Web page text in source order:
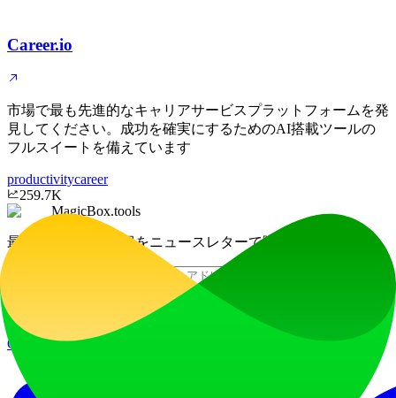
Career.io
市場で最も先進的なキャリアサービスプラットフォームを発
見してください。成功を確実にするためのAI搭載ツールの
フルスイートを備えています
productivitycareer
259.7K
MagicBox.tools
最新のAIツール情報をニュースレターで購読
GitHub Twitter